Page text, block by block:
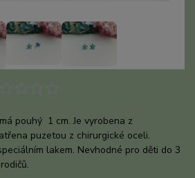
pouhý 1 cm. Je vyrobena z
puzetou z chirurgické oceli.
lakem. Nevhodné pro děti do 3